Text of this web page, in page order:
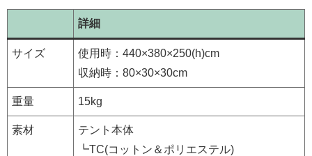
詳細
サイズ
使用時：440×380×250(h)cm
収納時：80×30×30cm
重量 15kg
素材
テント本体
┗TC(コットン＆ポリエステル)